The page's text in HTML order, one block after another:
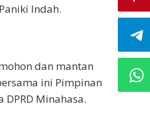
Indah.
dan mantan
ini Pimpinan
Minahasa.